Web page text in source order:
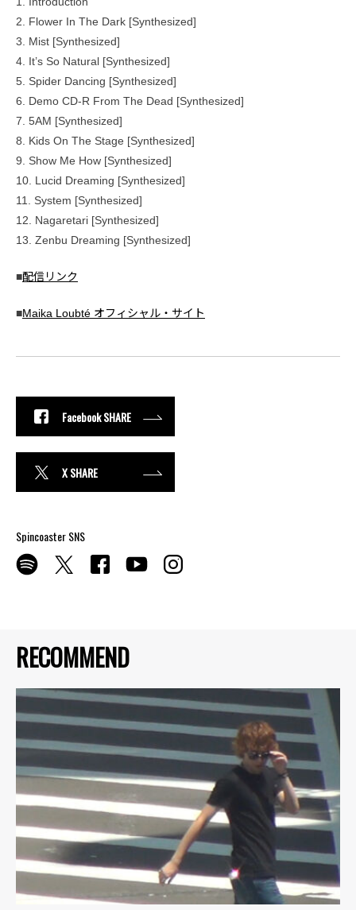
RECOMMEND
2. Flower In The Dark [Synthesized]
3. Mist [Synthesized]
4. It’s So Natural [Synthesized]
5. Spider Dancing [Synthesized]
6. Demo CD-R From The Dead [Synthesized]
7. 5AM [Synthesized]
8. Kids On The Stage [Synthesized]
9. Show Me How [Synthesized]
10. Lucid Dreaming [Synthesized]
11. System [Synthesized]
12. Nagaretari [Synthesized]
13. Zenbu Dreaming [Synthesized]
■配信リンク
■Maika Loubté オフィシャル・サイト
Facebook SHARE
X SHARE
Spincoaster SNS